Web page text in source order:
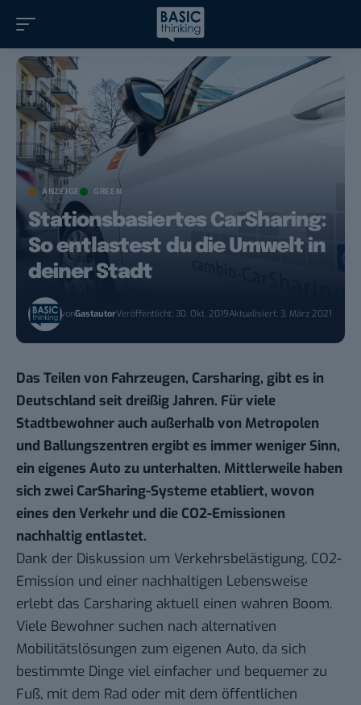
ANZEIGE GREEN
Stationsbasiertes CarSharing:
So entlastest du die Umwelt in
deiner Stadt
vonGastautorVeröffentlicht: 30. Okt. 2019Aktualisiert: 3. März 2021
Das Teilen von Fahrzeugen, Carsharing, gibt es in
Deutschland seit dreißig Jahren. Für viele
Stadtbewohner auch außerhalb von Metropolen
und Ballungszentren ergibt es immer weniger Sinn,
ein eigenes Auto zu unterhalten. Mittlerweile haben
sich zwei CarSharing-Systeme etabliert, wovon
eines den Verkehr und die CO2-Emissionen
nachhaltig entlastet.
Dank der Diskussion um Verkehrsbelästigung, CO2-
Emission und einer nachhaltigen Lebensweise
erlebt das Carsharing aktuell einen wahren Boom.
Viele Bewohner suchen nach alternativen
Mobilitätslösungen zum eigenen Auto, da sich
bestimmte Dinge viel einfacher und bequemer zu
Fuß, mit dem Rad oder mit dem öffentlichen